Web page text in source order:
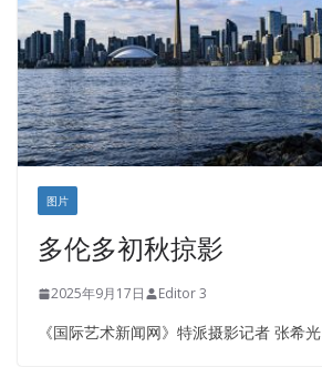
图片
多伦多初秋掠影
2025年9月17日 Editor 3
《国际艺术新闻网》特派摄影记者 张希光